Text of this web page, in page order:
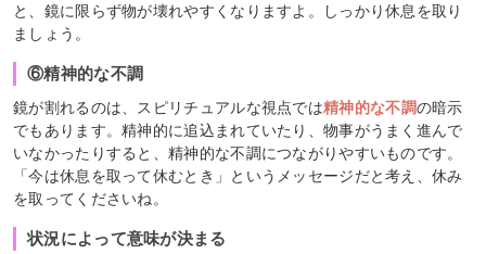
と、鏡に限らず物が壊れやすくなりますよ。しっかり休息を取り
ましょう。
⑥精神的な不調
鏡が割れるのは、スピリチュアルな視点では精神的な不調の暗示
でもあります。精神的に追込まれていたり、物事がうまく進んで
いなかったりすると、精神的な不調につながりやすいものです。
「今は休息を取って休むとき」というメッセージだと考え、休み
を取ってくださいね。
状況によって意味が決まる